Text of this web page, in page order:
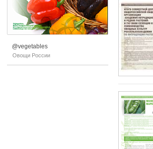
@vegetables
Овощи России